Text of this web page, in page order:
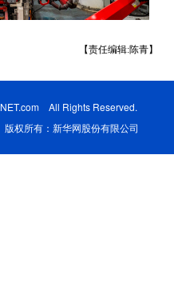
【责任编辑:陈青】
All Rights Reserved.
权所有：新华网股份有限公司